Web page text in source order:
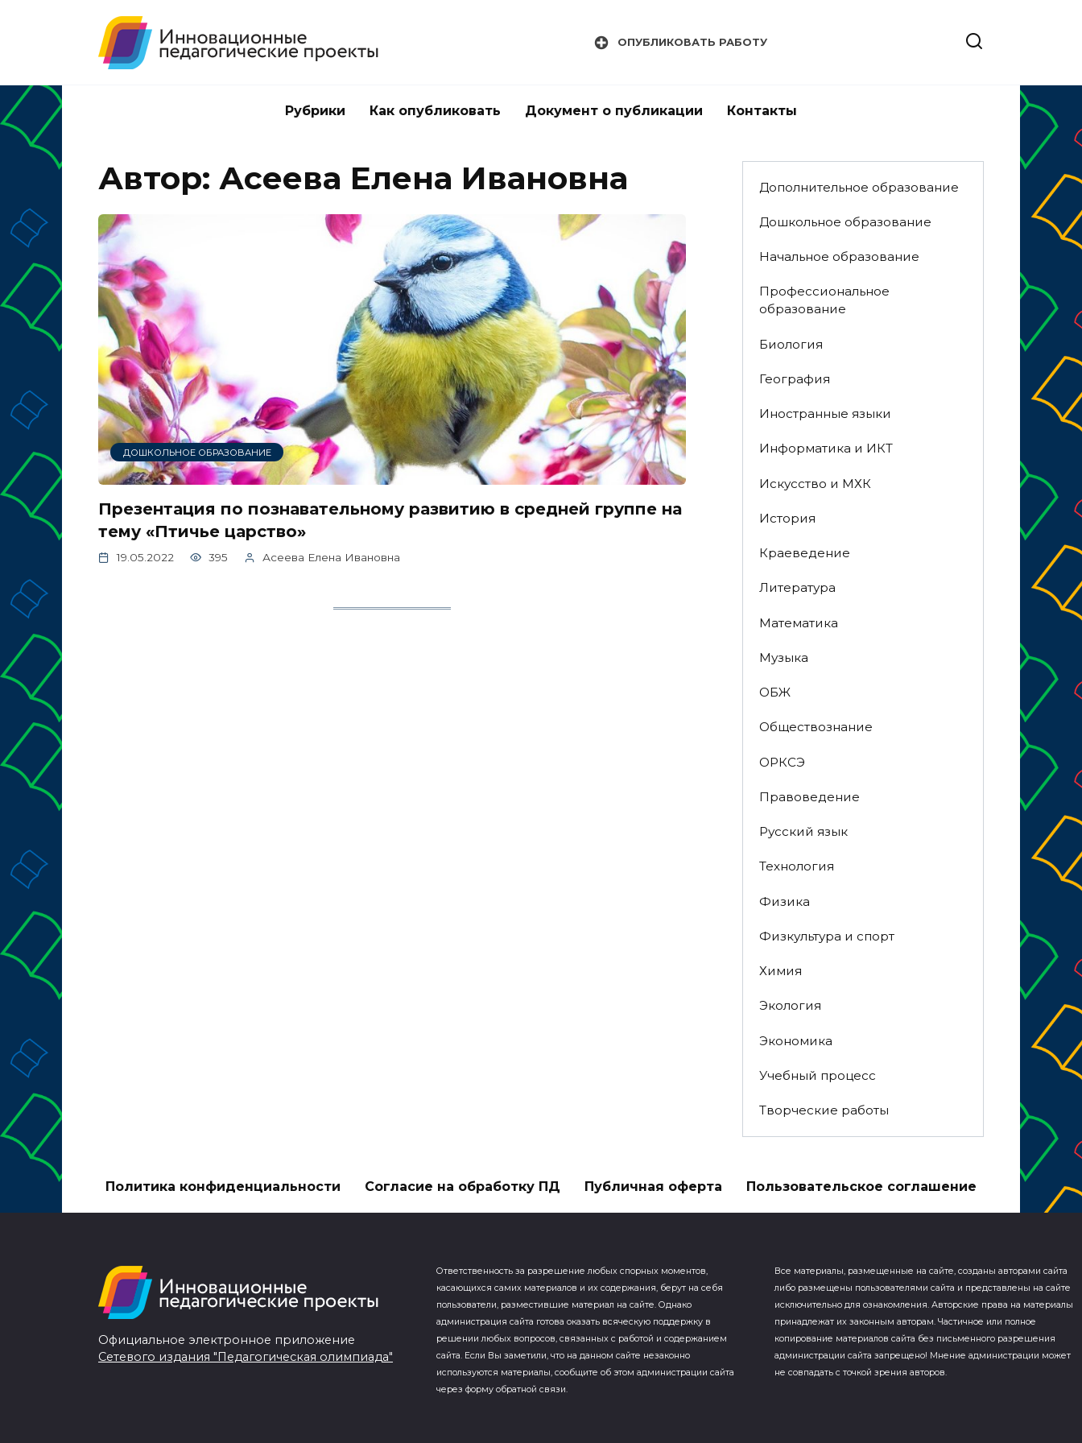
ОПУБЛИКОВАТЬ РАБОТУ
Рубрики Как опубликовать Документ о публикации Контакты
Автор: Асеева Елена Ивановна
ДОШКОЛЬНОЕ ОБРАЗОВАНИЕ
Презентация по познавательному развитию в средней группе на
тему «Птичье царство»
19.05.2022 395 Асеева Елена Ивановна
Дополнительное образование
Дошкольное образование
Начальное образование
Профессиональное
образование
Биология
География
Иностранные языки
Информатика и ИКТ
Искусство и МХК
История
Краеведение
Литература
Математика
Музыка
ОБЖ
Обществознание
ОРКСЭ
Правоведение
Русский язык
Технология
Физика
Физкультура и спорт
Химия
Экология
Экономика
Учебный процесс
Творческие работы
Политика конфиденциальности Согласие на обработку ПД Публичная оферта Пользовательское соглашение
Официальное электронное приложение
Сетевого издания "Педагогическая олимпиада"
Ответственность за разрешение любых спорных моментов,
касающихся самих материалов и их содержания, берут на себя
пользователи, разместившие материал на сайте. Однако
администрация сайта готова оказать всяческую поддержку в
решении любых вопросов, связанных с работой и содержанием
сайта. Если Вы заметили, что на данном сайте незаконно
используются материалы, сообщите об этом администрации сайта
через форму обратной связи.
Все материалы, размещенные на сайте, созданы авторами сайта
либо размещены пользователями сайта и представлены на сайте
исключительно для ознакомления. Авторские права на материалы
принадлежат их законным авторам. Частичное или полное
копирование материалов сайта без письменного разрешения
администрации сайта запрещено! Мнение администрации может
не совпадать с точкой зрения авторов.